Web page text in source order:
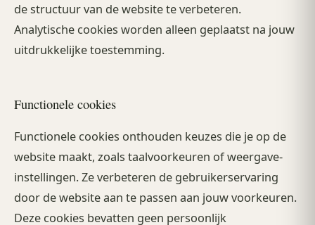
de structuur van de website te verbeteren.
Analytische cookies worden alleen geplaatst na jouw
uitdrukkelijke toestemming.
Functionele cookies
Functionele cookies onthouden keuzes die je op de
website maakt, zoals taalvoorkeuren of weergave-
instellingen. Ze verbeteren de gebruikerservaring
door de website aan te passen aan jouw voorkeuren.
Deze cookies bevatten geen persoonlijk